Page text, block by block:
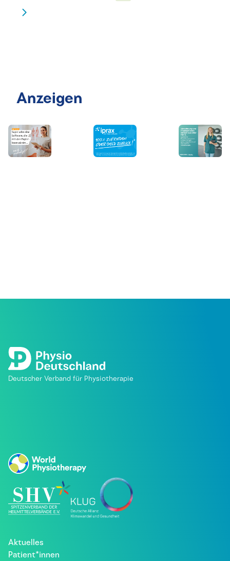
Anzeigen
Deutscher Verband für Physiotherapie
Aktuelles
Patient*innen